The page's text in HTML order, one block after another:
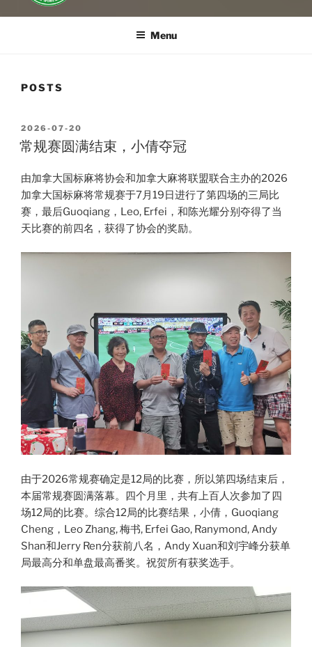
Menu
POSTS
POSTED
ON
2026-07-20
常规赛圆满结束，小倩夺冠
由加拿大国标麻将协会和加拿大麻将联盟联合主办的2026
加拿大国标麻将常规赛于7月19日进行了第四场的三局比
赛，最后Guoqiang，Leo, Erfei，和陈光耀分别夺得了当
天比赛的前四名，获得了协会的奖励。
由于2026常规赛确定是12局的比赛，所以第四场结束后，
本届常规赛圆满落幕。四个月里，共有上百人次参加了四
场12局的比赛。综合12局的比赛结果，小倩，Guoqiang
Cheng，Leo Zhang, 梅书, Erfei Gao, Ranymond, Andy
Shan和Jerry Ren分获前八名，Andy Xuan和刘宇峰分获单
局最高分和单盘最高番奖。祝贺所有获奖选手。